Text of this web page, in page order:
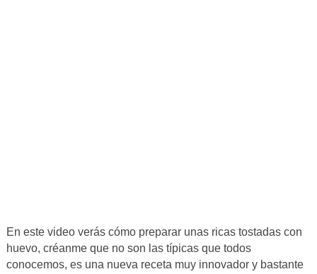
En este video verás cómo preparar unas ricas tostadas con
huevo, créanme que no son las típicas que todos
conocemos, es una nueva receta muy innovador y bastante